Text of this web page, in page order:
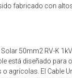
fabricado con
Solar 50mm2 RV-K
está diseñado para
agrícolas. El Cable